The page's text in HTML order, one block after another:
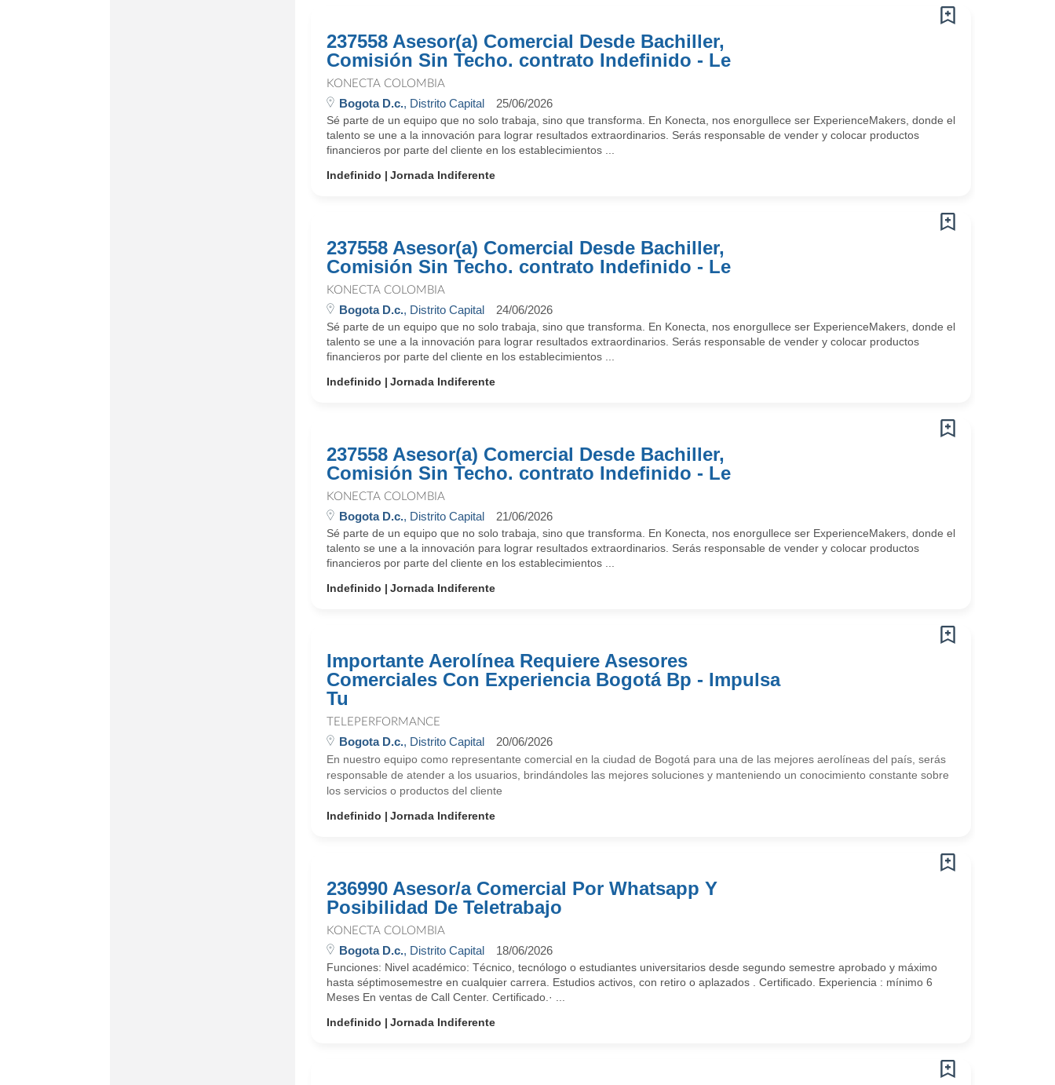
237558 Asesor(a) Comercial Desde Bachiller,
Comisión Sin Techo. contrato Indefinido - Le
KONECTA COLOMBIA
Bogota D.c., Distrito Capital 25/06/2026
Sé parte de un equipo que no solo trabaja, sino que transforma. En Konecta, nos enorgullece ser ExperienceMakers, donde el
talento se une a la innovación para lograr resultados extraordinarios. Serás responsable de vender y colocar productos
financieros por parte del cliente en los establecimientos ...
Indefinido
Jornada Indiferente
237558 Asesor(a) Comercial Desde Bachiller,
Comisión Sin Techo. contrato Indefinido - Le
KONECTA COLOMBIA
Bogota D.c., Distrito Capital 24/06/2026
Sé parte de un equipo que no solo trabaja, sino que transforma. En Konecta, nos enorgullece ser ExperienceMakers, donde el
talento se une a la innovación para lograr resultados extraordinarios. Serás responsable de vender y colocar productos
financieros por parte del cliente en los establecimientos ...
Indefinido
Jornada Indiferente
237558 Asesor(a) Comercial Desde Bachiller,
Comisión Sin Techo. contrato Indefinido - Le
KONECTA COLOMBIA
Bogota D.c., Distrito Capital 21/06/2026
Sé parte de un equipo que no solo trabaja, sino que transforma. En Konecta, nos enorgullece ser ExperienceMakers, donde el
talento se une a la innovación para lograr resultados extraordinarios. Serás responsable de vender y colocar productos
financieros por parte del cliente en los establecimientos ...
Indefinido
Jornada Indiferente
Importante Aerolínea Requiere Asesores
Comerciales Con Experiencia Bogotá Bp - Impulsa
Tu
TELEPERFORMANCE
Bogota D.c., Distrito Capital 20/06/2026
En nuestro equipo como representante comercial en la ciudad de Bogotá para una de las mejores aerolíneas del país, serás
responsable de atender a los usuarios, brindándoles las mejores soluciones y manteniendo un conocimiento constante sobre
los servicios o productos del cliente
Indefinido
Jornada Indiferente
236990 Asesor/a Comercial Por Whatsapp Y
Posibilidad De Teletrabajo
KONECTA COLOMBIA
Bogota D.c., Distrito Capital 18/06/2026
Funciones: Nivel académico: Técnico, tecnólogo o estudiantes universitarios desde segundo semestre aprobado y máximo
hasta séptimosemestre en cualquier carrera. Estudios activos, con retiro o aplazados . Certificado. Experiencia : mínimo 6
Meses En ventas de Call Center. Certificado.· ...
Indefinido
Jornada Indiferente